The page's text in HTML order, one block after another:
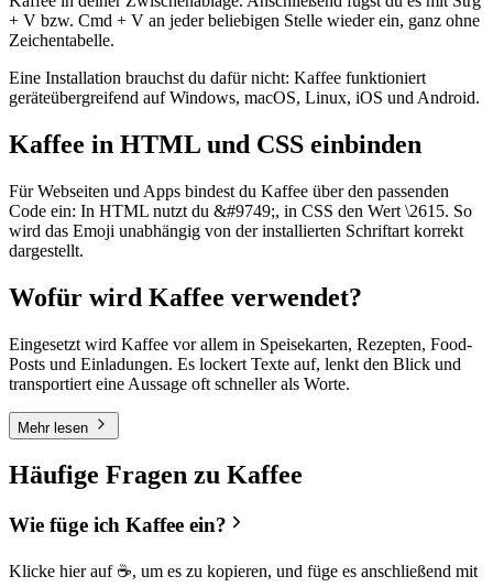
+ V bzw. Cmd + V an jeder beliebigen Stelle wieder ein, ganz ohne
Zeichentabelle.
Eine Installation brauchst du dafür nicht: Kaffee funktioniert
geräteübergreifend auf Windows, macOS, Linux, iOS und Android.
Kaffee in HTML und CSS einbinden
Für Webseiten und Apps bindest du Kaffee über den passenden
Code ein: In HTML nutzt du &#9749;, in CSS den Wert \2615. So
wird das Emoji unabhängig von der installierten Schriftart korrekt
dargestellt.
Wofür wird Kaffee verwendet?
Eingesetzt wird Kaffee vor allem in Speisekarten, Rezepten, Food-
Posts und Einladungen. Es lockert Texte auf, lenkt den Blick und
transportiert eine Aussage oft schneller als Worte.
Mehr lesen
Häufige Fragen zu Kaffee
Wie füge ich Kaffee ein?
Klicke hier auf ☕, um es zu kopieren, und füge es anschließend mit